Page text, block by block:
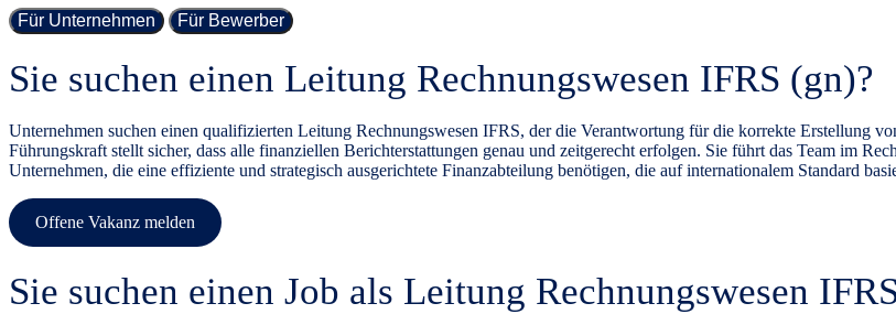
Für Unternehmen Für Bewerber
Sie suchen einen Leitung Rechnungswesen IFRS (gn)?
Unternehmen suchen einen qualifizierten Leitung Rechnungswesen IFRS, der die Verantwortung für die korrekte Erstellung
Führungskraft stellt sicher, dass alle finanziellen Berichterstattungen genau und zeitgerecht erfolgen. Sie führt das Team im
Unternehmen, die eine effiziente und strategisch ausgerichtete Finanzabteilung benötigen, die auf internationalem Standard
Offene Vakanz melden
Sie suchen einen Job als Leitung Rechnungswesen